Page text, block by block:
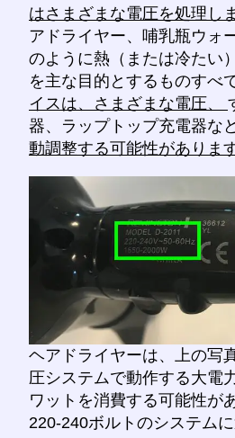
はさまざまな電圧を処理し
アドライヤー、哺乳瓶ウォ
のように熱（または冷たい
を主な目的とするものすべ
イスは、さまざまな電圧、
器、ラップトップ充電器な
動調整する可能性がありま
ヘアドライヤーは、上の写
圧システムで動作する大電
ワットを消費する可能性が
220-240ボルトのシステムに